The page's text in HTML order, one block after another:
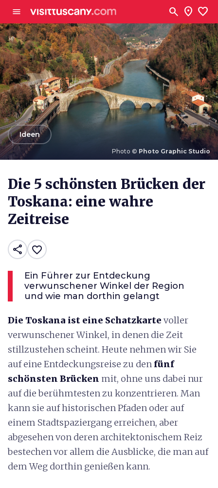
menu search location_on favorite
Photo © Photo Graphic Studio
arrow_backIdeen
Die 5 schönsten Brücken der
Toskana: eine wahre
Zeitreise
share favorite_border
Ein Führer zur Entdeckung
verwunschener Winkel der Region
und wie man dorthin gelangt
Die Toskana ist eine Schatzkarte voller
verwunschener Winkel, in denen die Zeit
stillzustehen scheint. Heute nehmen wir Sie
auf eine Entdeckungsreise zu den fünf
schönsten Brücken mit, ohne uns dabei nur
auf die berühmtesten zu konzentrieren. Man
kann sie auf historischen Pfaden oder auf
einem Stadtspaziergang erreichen, aber
abgesehen von deren architektonischem Reiz
bestechen vor allem die Ausblicke, die man auf
dem Weg dorthin genießen kann.